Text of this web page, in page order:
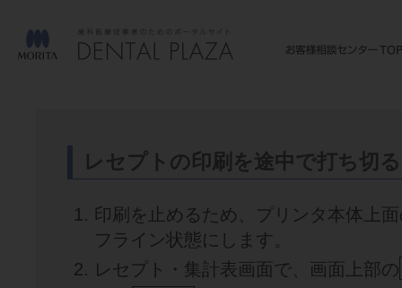
レセプトの印刷を途中で打ち切
印刷を止めるため、プリンタ本体上
フライン状態にします。
レセプト・集計表画面で、画面上部の